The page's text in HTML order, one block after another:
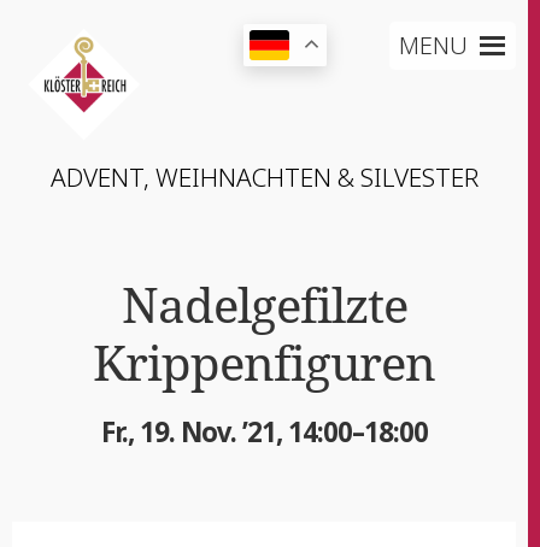
MENU
ADVENT, WEIH­NACH­TEN & SILVESTER
Nadel­ge­filz­te
Krippenfiguren
Fr., 19. Nov. ’21, 14:00–18:00